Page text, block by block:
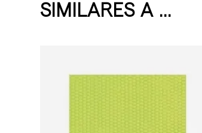
SIMILARES A ...